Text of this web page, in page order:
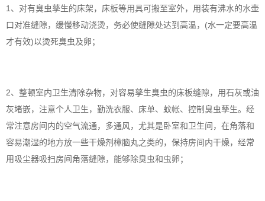
1、对有臭虫孳生的床架，床板等用具可搬至室外，用装有沸水的水壶
口对准缝隙，缓慢移动浇烫，务必使缝隙处达到高温，(水一定要高温
才有效)以烫死臭虫及卵；
2、整顿室内卫生清除杂物，对容易孳生臭虫的床板缝隙，用石灰或油
灰堵嵌，注意个人卫生，勤洗衣服、床单、蚊帐、控制臭虫孳生。经
常注意房间内的空气流通，多通风，尤其是卧室和卫生间，在角落和
容易潮湿的地方放一些干燥剂樟脑丸之类的，保持房间内干燥，经常
用吸尘器吸扫房间角落缝隙，能够除臭虫和虫卵；